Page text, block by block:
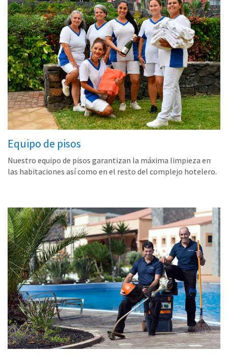
Equipo de pisos
Nuestro equipo de pisos garantizan la máxima limpieza en
las habitaciones así como en el resto del complejo hotelero.